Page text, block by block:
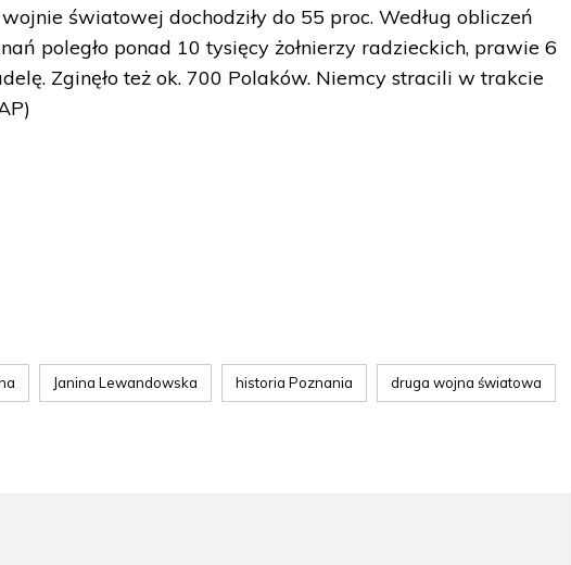
światowej dochodziły do 55 proc. Według obliczeń
poległo ponad 10 tysięcy żołnierzy radzieckich, prawie 6
Zginęło też ok. 700 Polaków. Niemcy stracili w trakcie
Janina Lewandowska historia Poznania druga wojna światowa